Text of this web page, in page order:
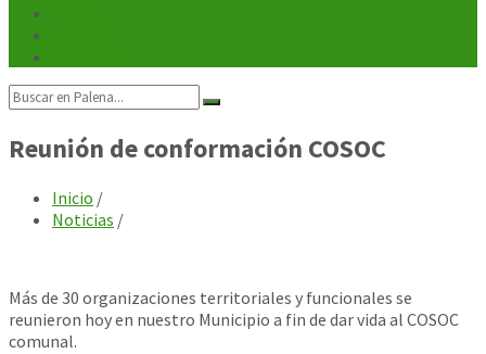
Search:
Reunión de conformación COSOC
Inicio /
Noticias /
Más de 30 organizaciones territoriales y funcionales se
reunieron hoy en nuestro Municipio a fin de dar vida al COSOC
comunal.